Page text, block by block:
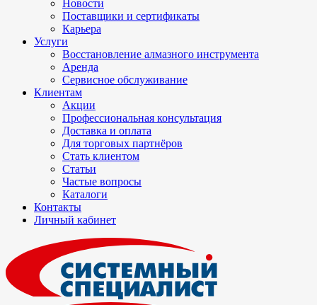
Новости
Поставщики и сертификаты
Карьера
Услуги
Восстановление алмазного инструмента
Аренда
Сервисное обслуживание
Клиентам
Акции
Профессиональная консультация
Доставка и оплата
Для торговых партнёров
Стать клиентом
Статьи
Частые вопросы
Каталоги
Контакты
Личный кабинет